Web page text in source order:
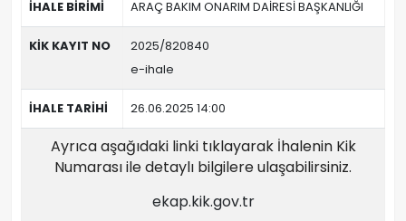
İHALE BİRİMİ ARAÇ BAKIM ONARIM DAİRESİ BAŞKANLIĞI
KİK KAYIT NO
2025/820840
e-ihale
İHALE TARİHİ 26.06.2025 14:00
Ayrıca aşağıdaki linki tıklayarak İhalenin Kik
Numarası ile detaylı bilgilere ulaşabilirsiniz.
ekap.kik.gov.tr